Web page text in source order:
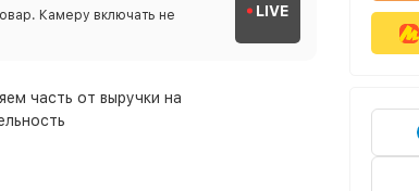
Камеру включать не
LIVE
часть от выручки на